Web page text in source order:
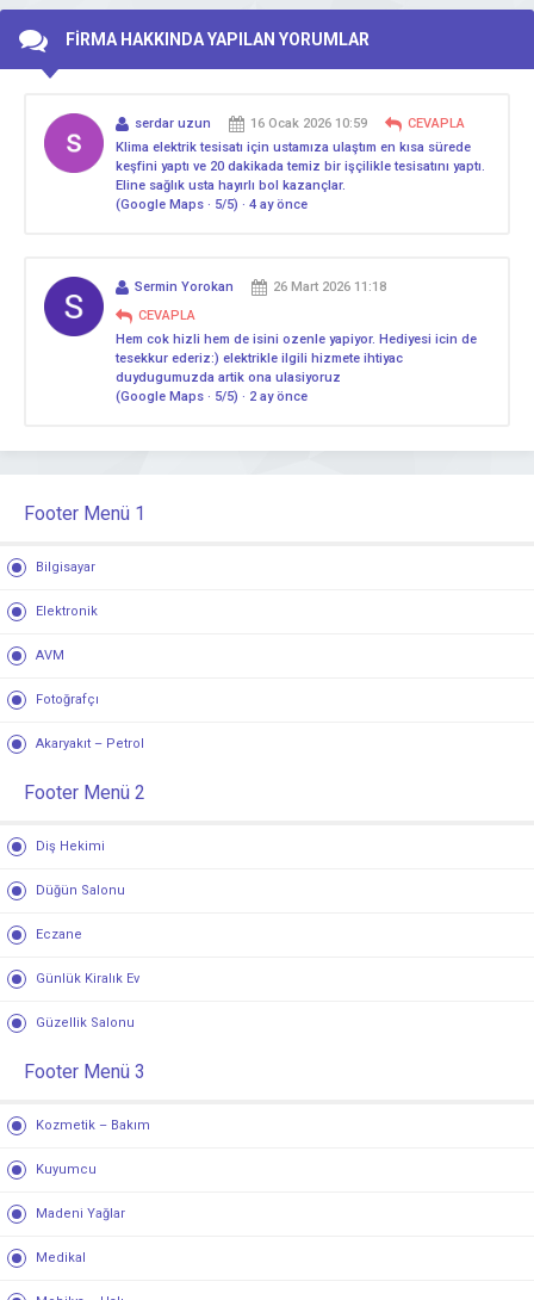
FİRMA HAKKINDA YAPILAN YORUMLAR
serdar uzun 16 Ocak 2026 10:59
CEVAPLA
Klima elektrik tesisatı için ustamıza ulaştım en kısa sürede
keşfini yaptı ve 20 dakikada temiz bir işçilikle tesisatını yaptı.
Eline sağlık usta hayırlı bol kazançlar.
(Google Maps · 5/5) · 4 ay önce
Sermin Yorokan
26 Mart 2026 11:18
CEVAPLA
Hem cok hizli hem de isini ozenle yapiyor. Hediyesi icin de
tesekkur ederiz:) elektrikle ilgili hizmete ihtiyac
duydugumuzda artik ona ulasiyoruz
(Google Maps · 5/5) · 2 ay önce
Footer Menü 1
Bilgisayar
Elektronik
AVM
Fotoğrafçı
Akaryakıt – Petrol
Footer Menü 2
Diş Hekimi
Düğün Salonu
Eczane
Günlük Kiralık Ev
Güzellik Salonu
Footer Menü 3
Kozmetik – Bakım
Kuyumcu
Madeni Yağlar
Medikal